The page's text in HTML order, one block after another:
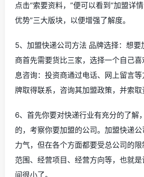
点击“索要资料，”便可以看到“加盟详
优势”三大版块，以便增强了解度。
5、加盟快递公司方法 品牌选择：想要
商首先需要货比三家，选择一个自己
息咨询：投资商通过电话、网上留言
牌取得联系，咨询其加盟政策，并索取
6、首先你要对快递行业有充分的了解
的，考察你要加盟的公司。加盟快递
力气，但在各个方面都要受总公司的
范围、经营项目、经营方向等，也就
间很小了。